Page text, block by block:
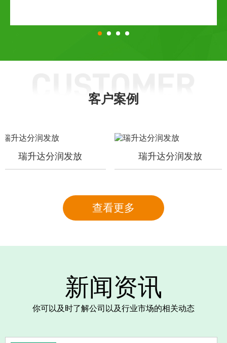
客户案例
瑞升达分润发放 瑞升达分润发放
查看更多
新闻资讯
你可以及时了解公司以及行业市场的相关动态